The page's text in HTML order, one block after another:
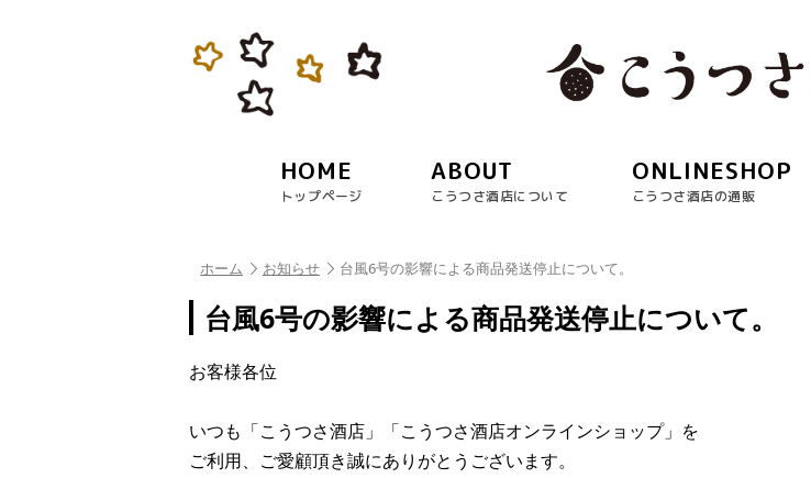
HOME
トップページ
ABOUT
こうつさ酒店について
ONLINESHOP
こうつさ酒店の通販
ホーム お知らせ 台風6号の影響による商品発送停止について。
台風6号の影響による商品発送停止について。
お客様各位
いつも「こうつさ酒店」「こうつさ酒店オンラインショップ」を
ご利用、ご愛顧頂き誠にありがとうございます。